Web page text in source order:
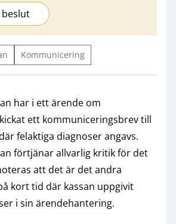
beslut
Kommunicering
har i ett ärende om
ett kommuniceringsbrev till
felaktiga diagnoser angavs.
förtjänar allvarlig kritik för det
att det är det andra
kort tid där kassan uppgivit
i sin ärendehantering.